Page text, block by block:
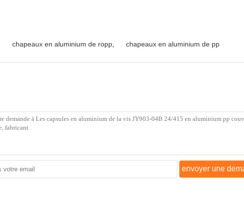
chapeaux en aluminium de ropp chapeaux en aluminium de pp
envoyer une